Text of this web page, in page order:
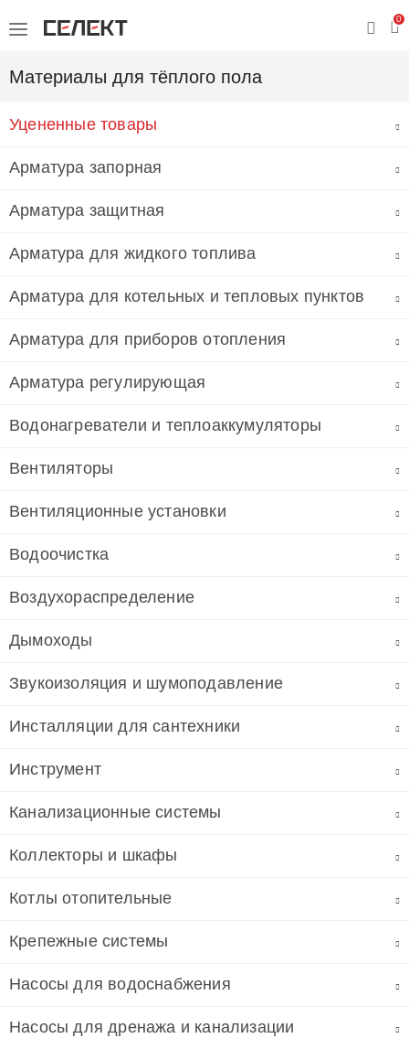
0
Материалы для тёплого пола
Уцененные товары
Арматура запорная
Арматура защитная
Арматура для жидкого топлива
Арматура для котельных и тепловых пунктов
Арматура для приборов отопления
Арматура регулирующая
Водонагреватели и теплоаккумуляторы
Вентиляторы
Вентиляционные установки
Водоочистка
Воздухораспределение
Дымоходы
Звукоизоляция и шумоподавление
Инсталляции для сантехники
Инструмент
Канализационные системы
Коллекторы и шкафы
Котлы отопительные
Крепежные системы
Насосы для водоснабжения
Насосы для дренажа и канализации